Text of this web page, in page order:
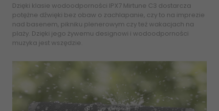
Dzięki klasie wodoodporności IPX7 Mirtune C3 dostarcza
potężne dźwięki bez obaw o zachlapanie, czy to na imprezie
nad basenem, pikniku plenerowym czy też wakacjach na
plaży. Dzięki jego żywemu designowi i wodoodporności
muzyka jest wszędzie.